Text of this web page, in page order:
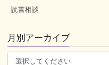
読書相談
月別アーカイブ